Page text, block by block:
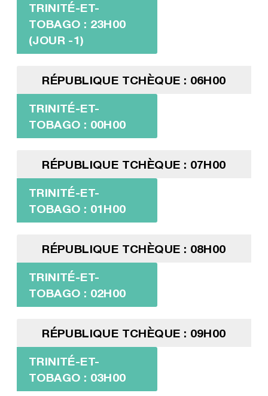
TRINITÉ-ET-
TOBAGO : 23H00
(JOUR -1)
RÉPUBLIQUE TCHÈQUE : 06H00
TRINITÉ-ET-
TOBAGO : 00H00
RÉPUBLIQUE TCHÈQUE : 07H00
TRINITÉ-ET-
TOBAGO : 01H00
RÉPUBLIQUE TCHÈQUE : 08H00
TRINITÉ-ET-
TOBAGO : 02H00
RÉPUBLIQUE TCHÈQUE : 09H00
TRINITÉ-ET-
TOBAGO : 03H00